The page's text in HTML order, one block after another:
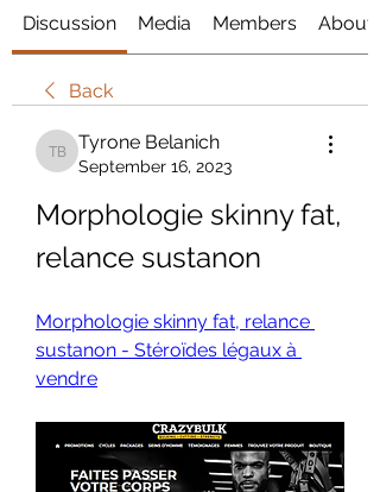
Discussion Media Members About
Back
Tyrone Belanich
Tyrone Belanich
September 16, 2023
Morphologie skinny fat,
relance sustanon
Morphologie skinny fat, relance
sustanon - Stéroïdes légaux à
vendre